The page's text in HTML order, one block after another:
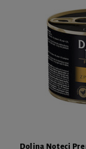
Dolina Noteci